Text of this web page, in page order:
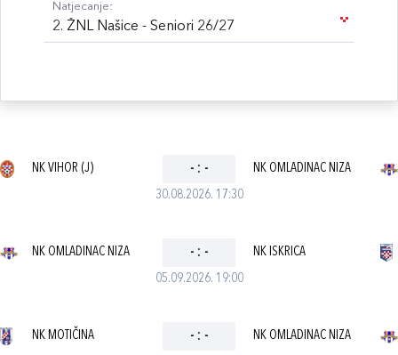
Natjecanje:
2. ŽNL Našice - Seniori 26/27
30.08.2026. 17:30
NK VIHOR (J) - : - NK OMLADINAC NIZA
05.09.2026. 19:00
NK OMLADINAC NIZA - : - NK ISKRICA
NK MOTIČINA - : - NK OMLADINAC NIZA